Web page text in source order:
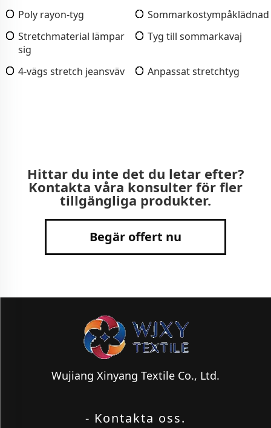
Poly rayon-tyg
Sommarkostympåklädnad
Stretchmaterial lämpar
sig
Tyg till sommarkavaj
4-vägs stretch jeansväv Anpassat stretchtyg
Hittar du inte det du letar efter?
Kontakta våra konsulter för fler
tillgängliga produkter.
Begär offert nu
Wujiang Xinyang Textile Co., Ltd.
- Kontakta oss.